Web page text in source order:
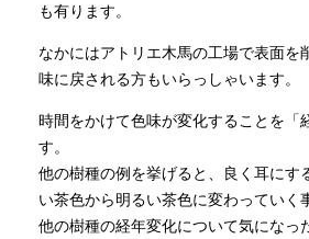
も有ります。
なかにはアトリエ木馬の工場で表面を
味に戻される方もいらっしゃいます。
時間をかけて色味が変化することを「
す。
他の樹種の例を挙げると、良く耳にす
い茶色から明るい茶色に変わっていく
他の樹種の経年変化について気になっ